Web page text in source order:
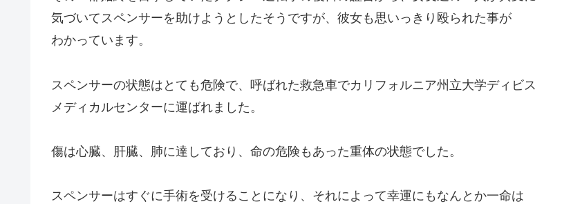
気づいてスペンサーを助けようとしたそうですが、彼女も思いっきり殴られた事が
わかっています。
スペンサーの状態はとても危険で、呼ばれた救急車でカリフォルニア州立大学ディビス
メディカルセンターに運ばれました。
傷は心臓、肝臓、肺に達しており、命の危険もあった重体の状態でした。
スペンサーはすぐに手術を受けることになり、それによって幸運にもなんとか一命は